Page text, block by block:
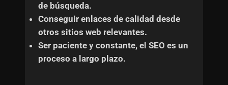
de búsqueda.
Conseguir enlaces de calidad desde
otros sitios web relevantes.
Ser paciente y constante, el SEO es un
proceso a largo plazo.